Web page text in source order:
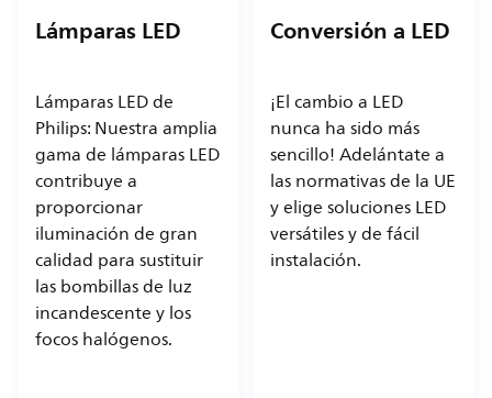
Lámparas LED
Lámparas LED de
Philips: Nuestra amplia
gama de lámparas LED
contribuye a
proporcionar
iluminación de gran
calidad para sustituir
las bombillas de luz
incandescente y los
focos halógenos.
Conversión a LED
¡El cambio a LED
nunca ha sido más
sencillo! Adelántate a
las normativas de la UE
y elige soluciones LED
versátiles y de fácil
instalación.